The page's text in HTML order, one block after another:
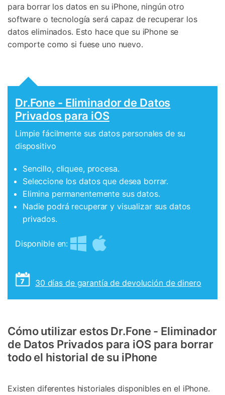
para borrar los datos en su iPhone, ningún otro
software o tecnología será capaz de recuperar los
datos eliminados. Esto hace que su iPhone se
comporte como si fuese uno nuevo.
Dr.Fone - Eliminador de Datos
Privados para iOS
Limpie fácilmente sus datos personales de su
dispositivo
Sencillo, cliquee, procesa.
Seleccione los datos que desea borrar.
Elimina permanentemente sus datos.
Nadie podrá recuperar y visualizar sus datos
privados.
Disponible en:
30 días de garantía de devolución de dinero
Cómo utilizar estos Dr.Fone - Eliminador
de Datos Privados para iOS para borrar
todo el historial de su iPhone
Existen diferentes historiales disponibles en el iPhone.